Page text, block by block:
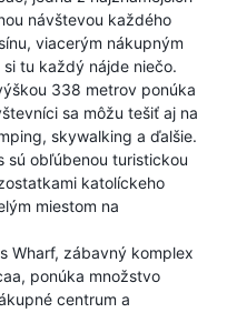
návštevou každého
viacerým nákupným
tu každý nájde niečo.
338 metrov ponúka
sa môžu tešiť aj na
skywalking a ďalšie.
sú obľúbenou turistickou
katolíckeho
miestom na
Wharf, zábavný komplex
ponúka množstvo
centrum a